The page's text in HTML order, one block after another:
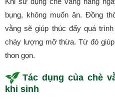
bụng, không muốn ăn. Đồng
vằng sẽ giúp thúc đẩy quá
cháy lượng mỡ thừa. Từ đó
thon gọn.
Tác dụng của chè
khi sinh